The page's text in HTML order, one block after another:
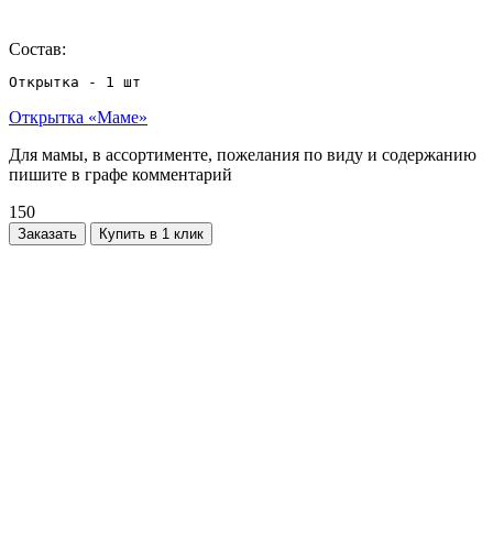
Состав:
Открытка - 1 шт
Открытка «Маме»
Для мамы, в ассортименте, пожелания по виду и содержанию
пишите в графе комментарий
150
Заказать Купить в 1 клик